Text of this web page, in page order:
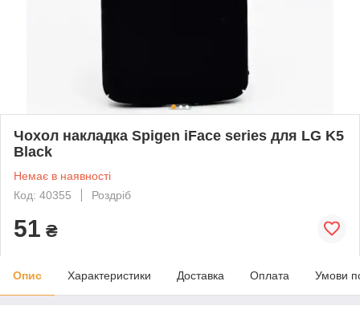
Чохол накладка Spigen iFace series для LG K5
Black
Немає в наявності
Код: 40355
Роздріб
51 ₴
Опис Характеристики Доставка Оплата Умови